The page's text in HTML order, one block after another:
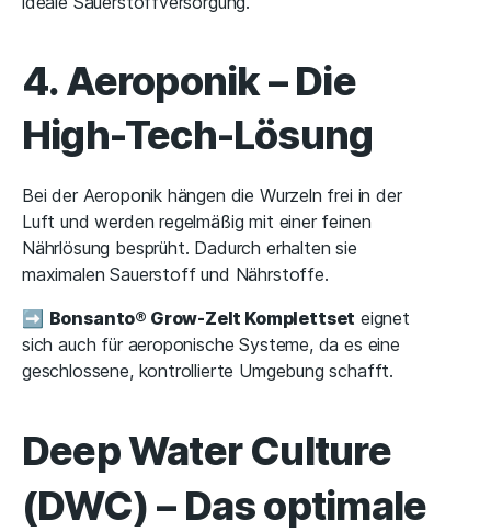
4. Aeroponik – Die
High-Tech-Lösung
Bei der Aeroponik hängen die Wurzeln frei in der
Luft und werden regelmäßig mit einer feinen
Nährlösung besprüht. Dadurch erhalten sie
maximalen Sauerstoff und Nährstoffe.
➡ Bonsanto® Grow-Zelt Komplettset eignet
sich auch für aeroponische Systeme, da es eine
geschlossene, kontrollierte Umgebung schafft.
Deep Water Culture
(DWC) – Das optimale